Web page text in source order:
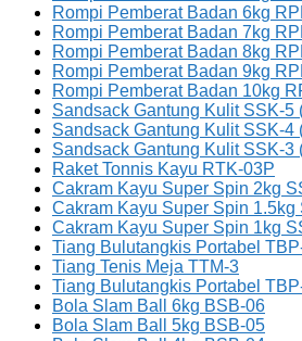
Rompi Pemberat Badan 6kg
Rompi Pemberat Badan 7kg
Rompi Pemberat Badan 8kg
Rompi Pemberat Badan 9kg
Rompi Pemberat Badan 10kg
Sandsack Gantung Kulit SSK-5
Sandsack Gantung Kulit SSK-4
Sandsack Gantung Kulit SSK-3
Raket Tonnis Kayu RTK-03P
Cakram Kayu Super Spin 2kg
Cakram Kayu Super Spin 1.5kg
Cakram Kayu Super Spin 1kg
Tiang Bulutangkis Portabel
Tiang Tenis Meja TTM-3
Tiang Bulutangkis Portabel
Bola Slam Ball 6kg BSB-06
Bola Slam Ball 5kg BSB-05